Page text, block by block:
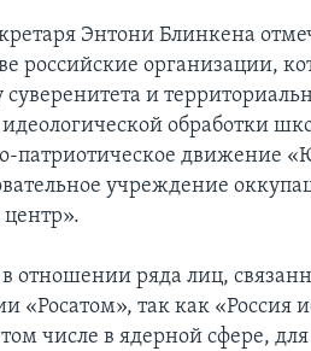
Энтони Блинкена
российские организации,
суверенитета и
обработки
патриотическое движение
учреждение
отношении ряда лиц,
«Росатом», так как «Россия
числе в ядерной сфере,